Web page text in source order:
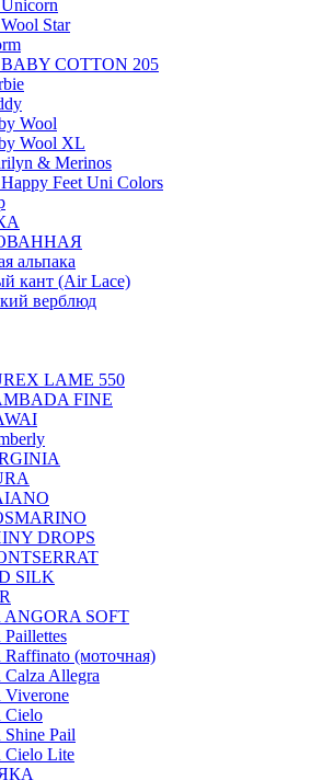
Star
COTTON 205
Wool
Wool XL
& Merinos
Feet Uni Colors
альпака
кант (Air Lace)
верблюд
LAME 550
FINE
DROPS
SILK
SOFT
(моточная)
Allegra
Pail
Lite